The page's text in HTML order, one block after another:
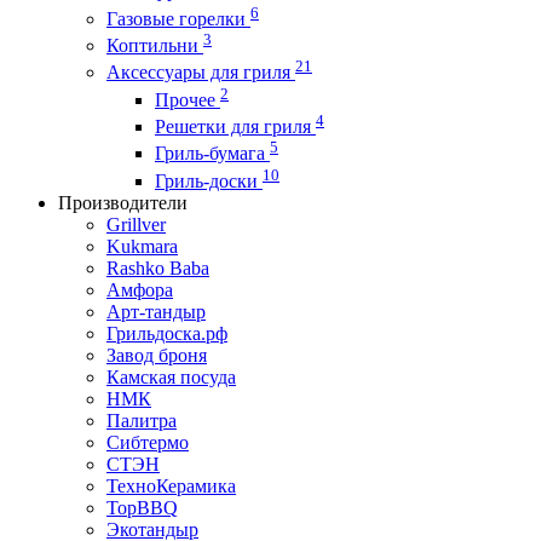
Газовые горелки 6
Коптильни 3
Аксессуары для гриля 21
Прочее 2
Решетки для гриля 4
Гриль-бумага 5
Гриль-доски 10
Производители
Grillver
Kukmara
Rashko Baba
Амфора
Арт-тандыр
Грильдоска.рф
Завод броня
Камская посуда
НМК
Палитра
Сибтермо
СТЭН
ТехноКерамика
ТорBBQ
Экотандыр